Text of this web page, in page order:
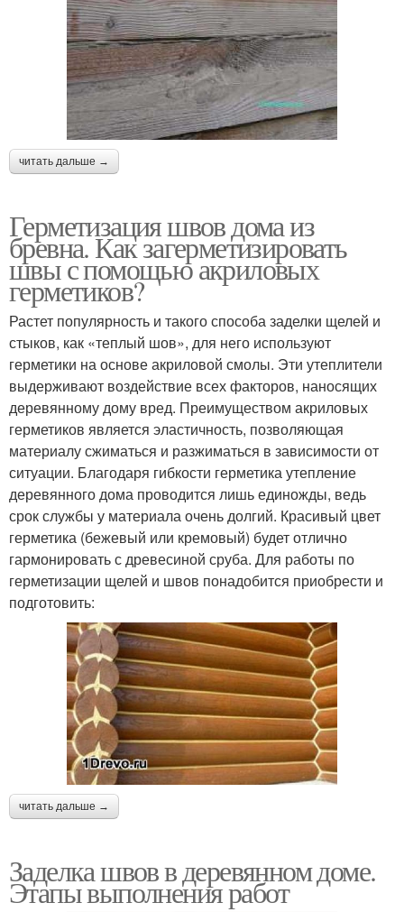
читать дальше →
Герметизация швов дома из
бревна. Как загерметизировать
швы с помощью акриловых
герметиков?
Растет популярность и такого способа заделки щелей и
стыков, как «теплый шов», для него используют
герметики на основе акриловой смолы. Эти утеплители
выдерживают воздействие всех факторов, наносящих
деревянному дому вред. Преимуществом акриловых
герметиков является эластичность, позволяющая
материалу сжиматься и разжиматься в зависимости от
ситуации. Благодаря гибкости герметика утепление
деревянного дома проводится лишь единожды, ведь
срок службы у материала очень долгий. Красивый цвет
герметика (бежевый или кремовый) будет отлично
гармонировать с древесиной сруба. Для работы по
герметизации щелей и швов понадобится приобрести и
подготовить:
читать дальше →
Заделка швов в деревянном доме.
Этапы выполнения работ